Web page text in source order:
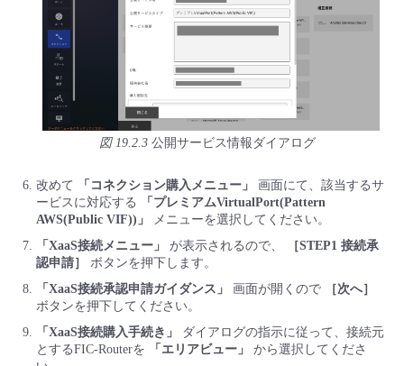
図 19.2.3 公開サービス情報ダイアログ
改めて 「コネクション購入メニュー」
画面にて、該当するサ
ービスに対応する
「プレミアムVirtualPort(Pattern
AWS(Public VIF))」
メニューを選択してください。
「XaaS接続メニュー」
が表示されるので、
［STEP1 接続承
認申請］
ボタンを押下します。
「XaaS接続承認申請ガイダンス」
画面が開くので
［次へ］
ボタンを押下してください。
「XaaS接続購入手続き」
ダイアログの指示に従って、接続元
とするFIC-Routerを
「エリアビュー」
から選択してくださ